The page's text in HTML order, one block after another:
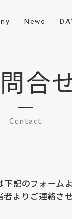
ny News DA
合
Contact
記のフォーム
よりご連絡さ